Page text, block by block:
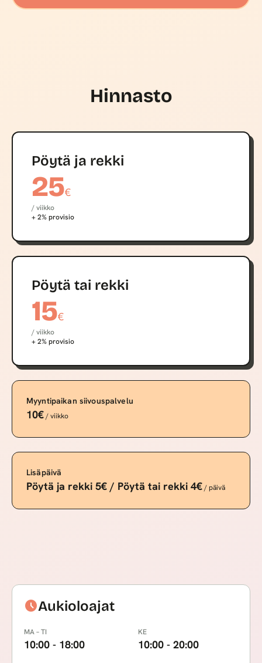
Hinnasto
Pöytä ja rekki
25€
/ viikko
+ 2% provisio
Pöytä tai rekki
15€
/ viikko
+ 2% provisio
Myyntipaikan siivouspalvelu
10€/ viikko
Lisäpäivä
Pöytä ja rekki 5€ / Pöytä tai rekki 4€/ päivä
scheduleAukioloajat
MA – TI
10:00 - 18:00
KE
10:00 - 20:00